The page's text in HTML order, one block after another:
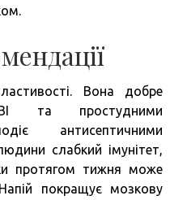
Вона добре
та простудними
антисептичними
слабкий імунітет,
протягом тижня може
покращує мозкову